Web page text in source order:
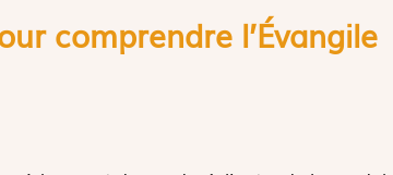
comprendre l’Évangile